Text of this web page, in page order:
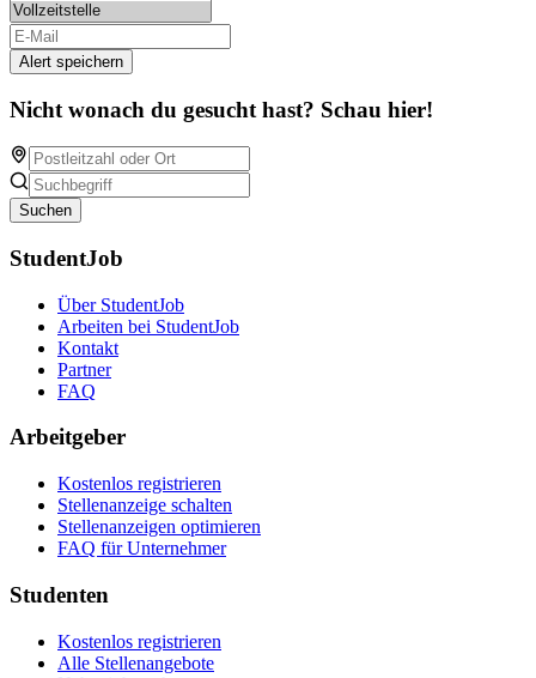
Alert speichern
Nicht wonach du gesucht hast? Schau hier!
Suchen
StudentJob
Über StudentJob
Arbeiten bei StudentJob
Kontakt
Partner
FAQ
Arbeitgeber
Kostenlos registrieren
Stellenanzeige schalten
Stellenanzeigen optimieren
FAQ für Unternehmer
Studenten
Kostenlos registrieren
Alle Stellenangebote